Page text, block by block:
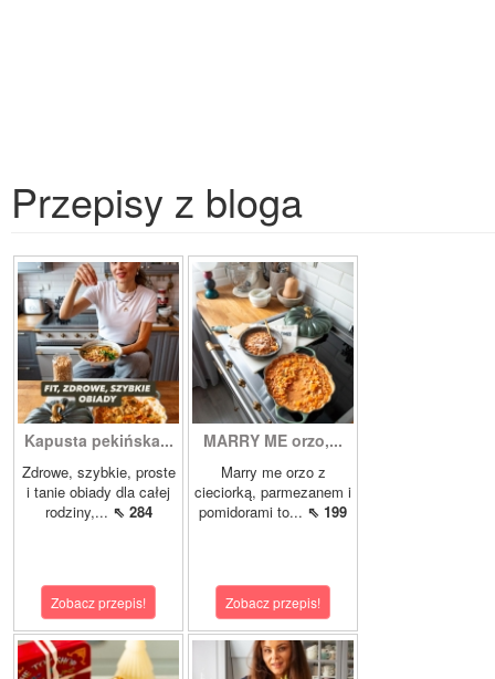
Przepisy z bloga
Kapusta pekińska...
Zdrowe, szybkie, proste
i tanie obiady dla całej
rodziny,... ⇖ 284
Zobacz przepis!
MARRY ME orzo,...
Marry me orzo z
cieciorką, parmezanem i
pomidorami to... ⇖ 199
Zobacz przepis!